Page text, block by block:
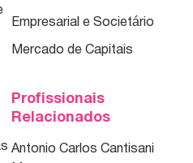
Empresarial e Societário
Mercado de Capitais
Profissionais
Relacionados
Antonio Carlos Cantisani